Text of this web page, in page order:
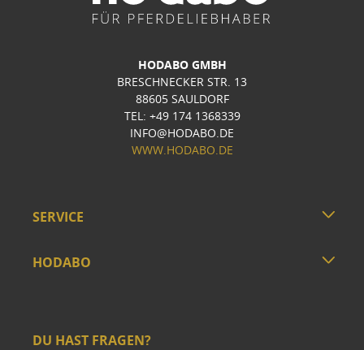
HODABO GMBH
BRESCHNECKER STR. 13
88605 SAULDORF
TEL: +49 174 1368339
INFO@HODABO.DE
WWW.HODABO.DE
SERVICE
HODABO
DU HAST FRAGEN?